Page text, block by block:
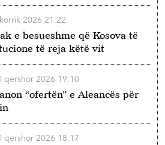
e besueshme që Kosova të
të reja këtë vit
2026 21:22
“ofertën” e Aleancës për
qershor 2026 19:10
qershor 2026 18:17